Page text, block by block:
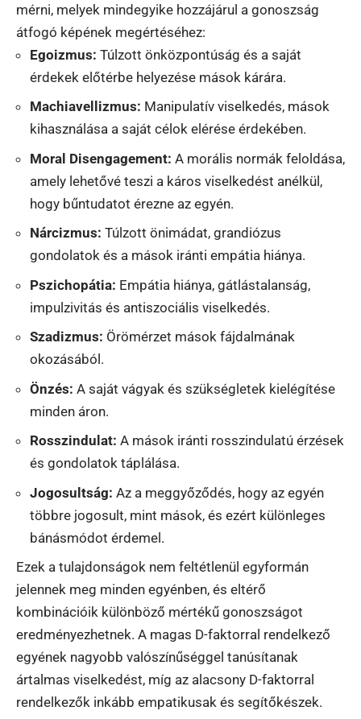
mérni, melyek mindegyike hozzájárul a gonoszság
átfogó képének megértéséhez:
Egoizmus: Túlzott önközpontúság és a saját
érdekek előtérbe helyezése mások kárára.
Machiavellizmus: Manipulatív viselkedés, mások
kihasználása a saját célok elérése érdekében.
Moral Disengagement: A morális normák feloldása,
amely lehetővé teszi a káros viselkedést anélkül,
hogy bűntudatot érezne az egyén.
Nárcizmus: Túlzott önimádat, grandiózus
gondolatok és a mások iránti empátia hiánya.
Pszichopátia: Empátia hiánya, gátlástalanság,
impulzivitás és antiszociális viselkedés.
Szadizmus: Örömérzet mások fájdalmának
okozásából.
Önzés: A saját vágyak és szükségletek kielégítése
minden áron.
Rosszindulat: A mások iránti rosszindulatú érzések
és gondolatok táplálása.
Jogosultság: Az a meggyőződés, hogy az egyén
többre jogosult, mint mások, és ezért különleges
bánásmódot érdemel.
Ezek a tulajdonságok nem feltétlenül egyformán
jelennek meg minden egyénben, és eltérő
kombinációik különböző mértékű gonoszságot
eredményezhetnek. A magas D-faktorral rendelkező
egyének nagyobb valószínűséggel tanúsítanak
ártalmas viselkedést, míg az alacsony D-faktorral
rendelkezők inkább empatikusak és segítőkészek.